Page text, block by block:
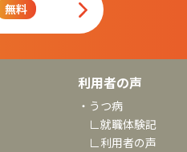
無料
利用者の声
・うつ病
∟就職体験記
∟利用者の声